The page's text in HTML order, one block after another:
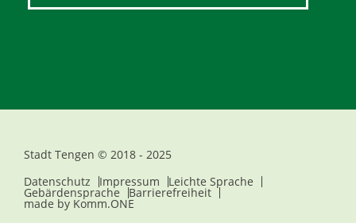
Stadt Tengen © 2018 - 2025
Datenschutz
Impressum Leichte Sprache
Gebärdensprache Barrierefreiheit
made by Komm.ONE